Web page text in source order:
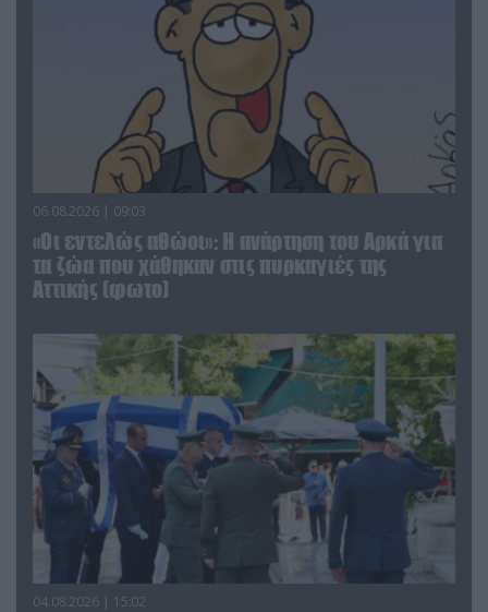
06.08.2026 | 09:03
«Οι εντελώς αθώοι»: Η ανάρτηση του Αρκά για
τα ζώα που χάθηκαν στις πυρκαγιές της
Αττικής (φωτο)
04.08.2026 | 15:02